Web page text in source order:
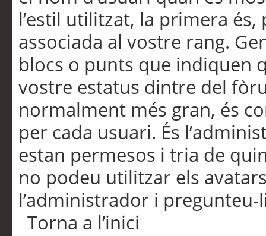
l’estil utilitzat, la primera
associada al vostre rang.
blocs o punts que indiquen
vostre estatus dintre del
normalment més gran, és
per cada usuari. És
estan permesos i tria de
no podeu utilitzar els
l’administrador i pregunteu-
Torna a l’inici